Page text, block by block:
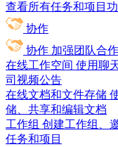
查看所有任务和项目
协作
协作 加强团队合作
在线工作空间 使用聊
司视频公告
在线文档和文件存储
储、共享和编辑文档
工作组 创建工作组、
任务和项目